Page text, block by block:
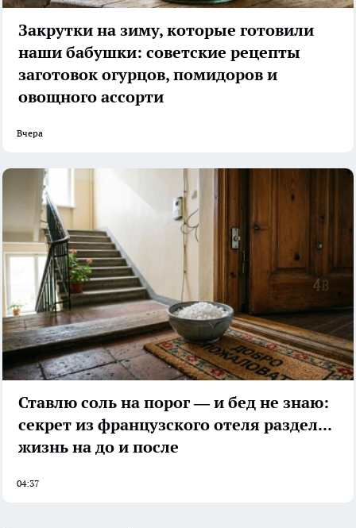
Закрутки на зиму, которые готовили
наши бабушки: советские рецепты
заготовок огурцов, помидоров и
овощного ассорти
Вчера
Ставлю соль на порог — и бед не знаю:
секрет из французского отеля разделил
жизнь на до и после
04:37